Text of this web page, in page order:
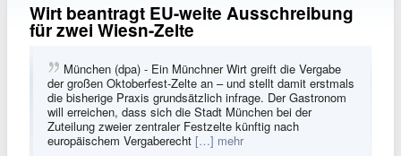
Wirt beantragt EU-weite Ausschreibung
für zwei Wiesn-Zelte
München (dpa) - Ein Münchner Wirt greift die Vergabe
der großen Oktoberfest-Zelte an – und stellt damit erstmals
die bisherige Praxis grundsätzlich infrage. Der Gastronom
will erreichen, dass sich die Stadt München bei der
Zuteilung zweier zentraler Festzelte künftig nach
europäischem Vergaberecht […] mehr